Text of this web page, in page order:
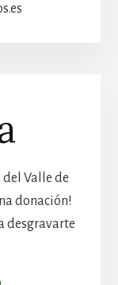
del Valle de
donación!
desgravarte